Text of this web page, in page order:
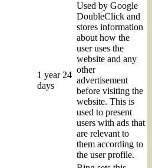
1 year 24
days
Used by Google
DoubleClick and
stores information
about how the
user uses the
website and any
other
advertisement
before visiting the
website. This is
used to present
users with ads that
are relevant to
them according to
the user profile.